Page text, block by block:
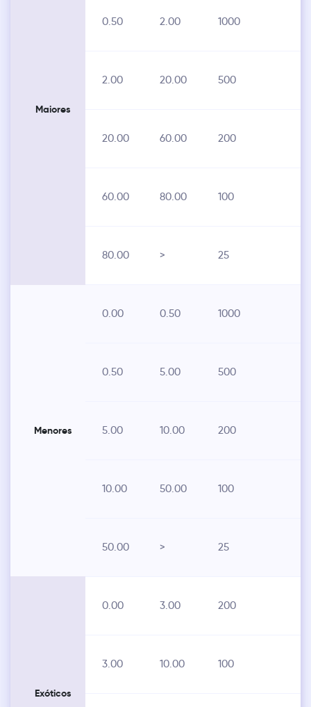
Maiores
0.50 2.00 1000
2.00 20.00 500
20.00 60.00 200
60.00 80.00 100
80.00 > 25
Menores
0.00 0.50 1000
0.50 5.00 500
5.00 10.00 200
10.00 50.00 100
50.00 > 25
Exóticos
0.00 3.00 200
3.00 10.00 100